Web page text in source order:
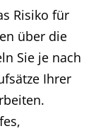
Risiko für
über die
Sie je nach
Ihrer